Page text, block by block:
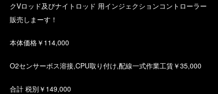
クVロッド及びナイトロッド 用インジェクションコントローラー
販売しまーす！
本体価格￥114,000
O2センサーボス溶接,CPU取り付け,配線一式作業工賃￥35,000
合計 税別￥149,000